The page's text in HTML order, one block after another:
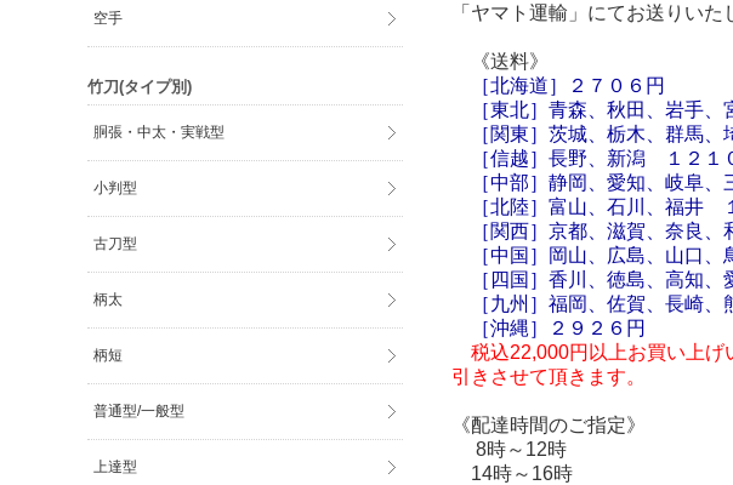
「ヤマト運輸」にてお送りい
《送料》
［北海道］
２７０６円
［東北］青森、秋田、岩手
［関東］茨城、栃木、群馬、
［信越］長野、新潟 １２１
［中部］静岡、愛知、岐阜
［北陸］富山、石川、福井
［関西］京都、滋賀、奈良
［中国］岡山、広島、山口
［四国］香川、徳島、高知
［九州］福岡、佐賀、長崎、
［沖縄］２９２６円
税込22,000円以上お買い上げ
引きさせて頂きます。
《配達時間のご指定》
8時～12時
14時～16時
空手
竹刀(タイプ別)
胴張・中太・実戦型
小判型
古刀型
柄太
柄短
普通型/一般型
上達型